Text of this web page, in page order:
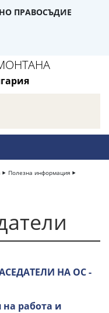
ПРАВОСЪДИЕ
Полезна информация
НА ОС -
работа и